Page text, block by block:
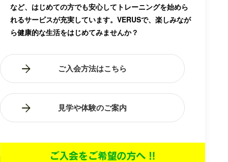
など、はじめての方でも安心してトレーニングを始めら
れるサービスが充実しています。VERUSで、楽しみなが
ら健康的な生活をはじめてみませんか？
ご入会方法はこちら
見学や体験のご案内